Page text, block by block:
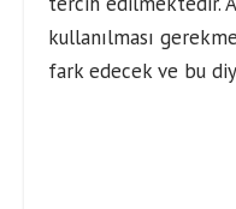
kullanılması
fark edecek ve bu